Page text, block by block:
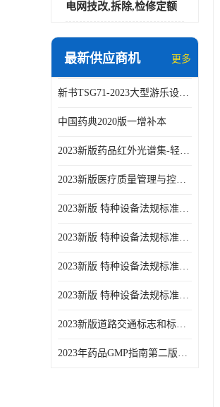
电网技改,拆除,检修定额
最新供应商机 更多
新书TSG71-2023大型游乐设施安全技术规程
中国药典2020版一增补本
2023新版药品红外光谱集-轻工业出版社
2023新版医疗质量管理与控制指标汇编5.0版
2023新版 特种设备法规标准手册 机电类标准客运索道卷
2023新版 特种设备法规标准手册 机电类标准游乐设施卷
2023新版 特种设备法规标准手册 安全技术规范卷共三本
2023新版 特种设备法规标准手册 机电类标准电梯卷 共两本
2023新版道路交通标志和标线手册
2023年药品GMP指南第二版全6册